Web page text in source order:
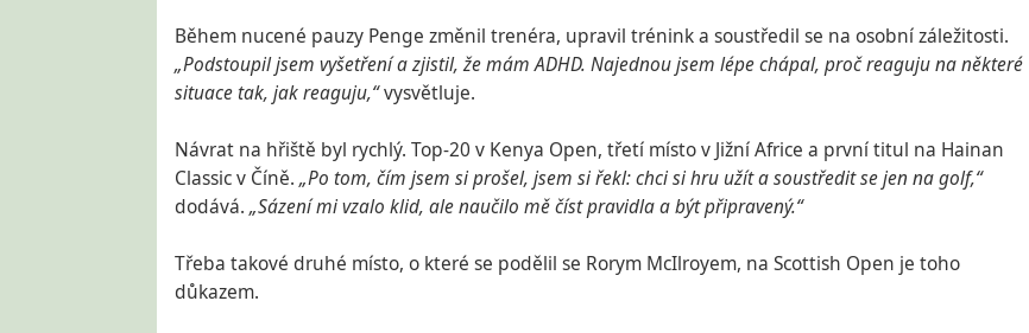
Během nucené pauzy Penge změnil trenéra, upravil trénink a soustředil se na osobní záležitosti.
„Podstoupil jsem vyšetření a zjistil, že mám ADHD. Najednou jsem lépe chápal, proč reaguju na některé
situace tak, jak reaguju,“vysvětluje.
Návrat na hřiště byl rychlý. Top-20 v Kenya Open, třetí místo v Jižní Africe a první titul na Hainan
Classic v Číně. „Po tom, čím jsem si prošel, jsem si řekl: chci si hru užít a soustředit se jen na golf,“
dodává. „Sázení mi vzalo klid, ale naučilo mě číst pravidla a být připravený.“
Třeba takové druhé místo, o které se podělil se Rorym McIlroyem, na Scottish Open je toho
důkazem.